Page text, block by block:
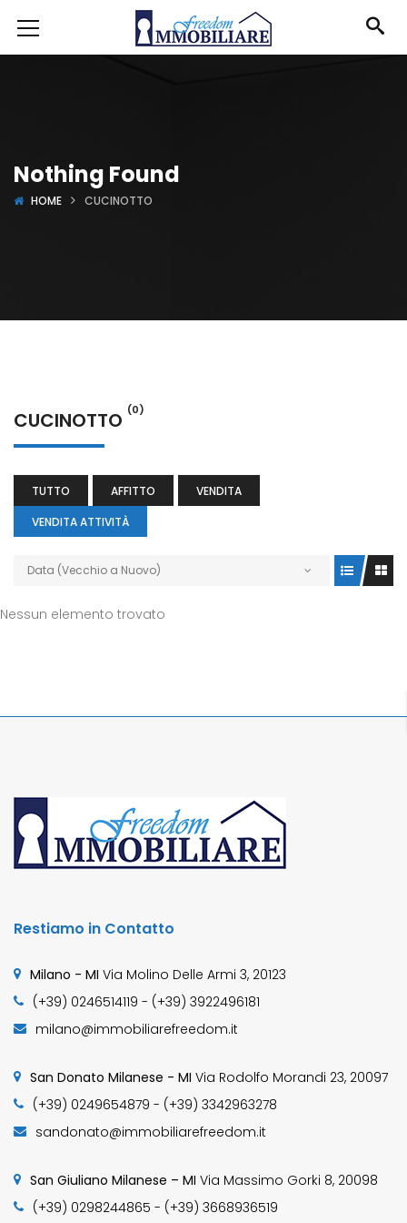
Nothing Found
HOME CUCINOTTO
CUCINOTTO (0)
TUTTO AFFITTO
VENDITA
VENDITA ATTIVITÀ
Data (Vecchio a Nuovo)
Nessun elemento trovato
Restiamo in Contatto
Milano - MI Via Molino Delle Armi 3, 20123
(+39) 0246514119 - (+39) 3922496181
milano@immobiliarefreedom.it
San Donato Milanese - MI Via Rodolfo Morandi 23, 20097
(+39) 0249654879 - (+39) 3342963278
sandonato@immobiliarefreedom.it
San Giuliano Milanese – MI Via Massimo Gorki 8, 20098
(+39) 0298244865 - (+39) 3668936519